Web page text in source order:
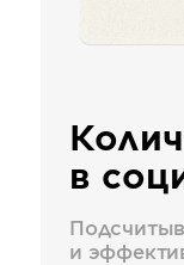
в
и